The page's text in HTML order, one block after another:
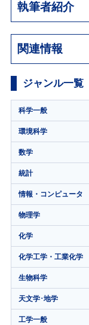
執筆者紹介
関連情報
ジャンル一覧
科学一般
環境科学
数学
統計
情報・コンピュータ
物理学
化学
化学工学・工業化学
生物科学
天文学･地学
工学一般